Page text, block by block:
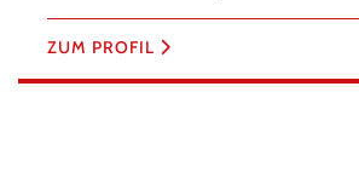
ZUM PROFIL